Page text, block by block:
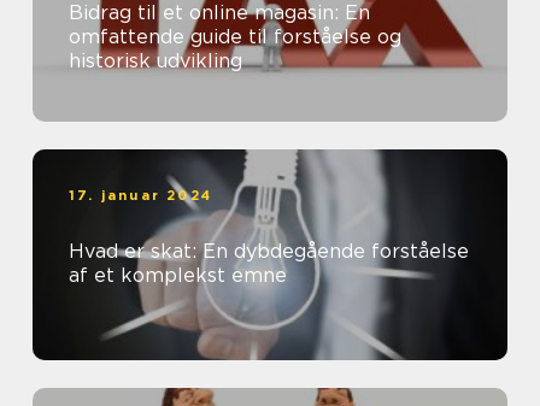
Bidrag til et online magasin: En
omfattende guide til forståelse og
historisk udvikling
17. januar 2024
Hvad er skat: En dybdegående forståelse
af et komplekst emne